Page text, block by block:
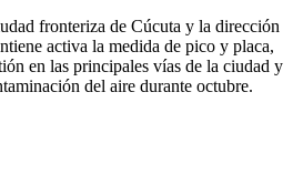
fronteriza de Cúcuta y la dirección
activa la medida de pico y placa,
en las principales vías de la ciudad y
del aire durante octubre.